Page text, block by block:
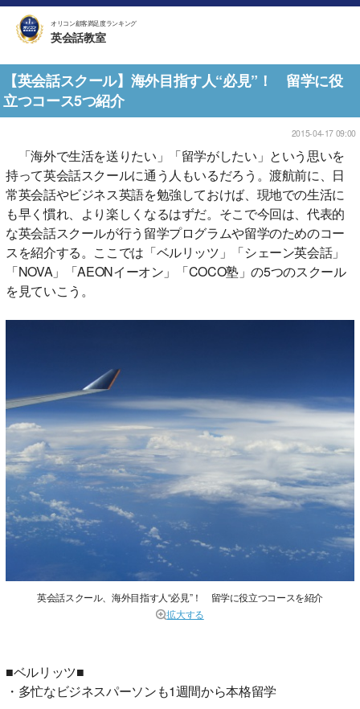
オリコン顧客満足度ランキング
英会話教室
【英会話スクール】海外目指す人“必見”！ 留学に役
立つコース5つ紹介
2015-04-17 09:00
「海外で生活を送りたい」「留学がしたい」という思いを
持って英会話スクールに通う人もいるだろう。渡航前に、日
常英会話やビジネス英語を勉強しておけば、現地での生活に
も早く慣れ、より楽しくなるはずだ。そこで今回は、代表的
な英会話スクールが行う留学プログラムや留学のためのコー
スを紹介する。ここでは「ベルリッツ」「シェーン英会話」
「NOVA」「AEONイーオン」「COCO塾」の5つのスクール
を見ていこう。
英会話スクール、海外目指す人“必見”！ 留学に役立つコースを紹介
拡大する
■ベルリッツ■
・多忙なビジネスパーソンも1週間から本格留学